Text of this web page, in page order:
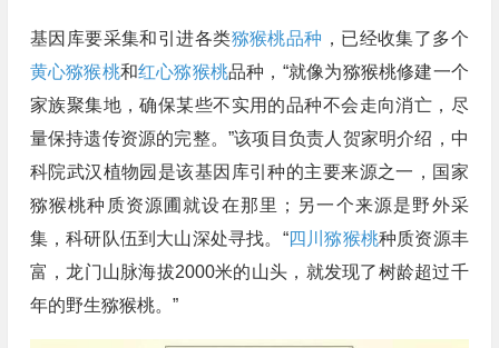
基因库要采集和引进各类猕猴桃品种 ，已经收集了多个
黄心猕猴桃和红心猕猴桃品种，“就像为猕猴桃修建一个
家族聚集地，确保某些不实用的品种不会走向消亡，尽
量保持遗传资源的完整。”该项目负责人贺家明介绍，中
科院武汉植物园是该基因库引种的主要来源之一，国家
猕猴桃种质资源圃就设在那里；另一个来源是野外采
集，科研队伍到大山深处寻找。“四川猕猴桃种质资源丰
富，龙门山脉海拔2000米的山头，就发现了树龄超过千
年的野生猕猴桃。”